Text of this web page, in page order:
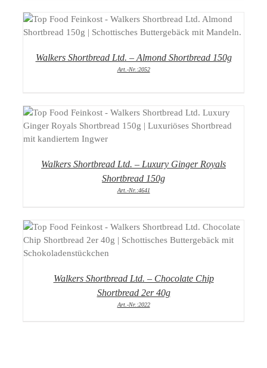
DETAILS
Walkers Shortbread Ltd. – Almond Shortbread 150g
Art.-Nr.:2052
DETAILS
Walkers Shortbread Ltd. – Luxury Ginger Royals
Shortbread 150g
Art.-Nr.:4641
DETAILS
Walkers Shortbread Ltd. – Chocolate Chip
Shortbread 2er 40g
Art.-Nr.:2022